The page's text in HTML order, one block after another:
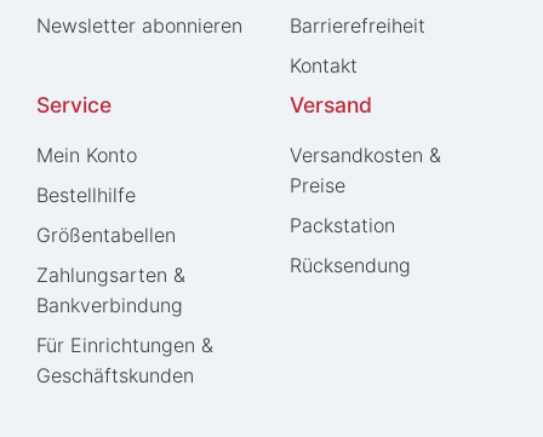
Newsletter abonnieren
Barrierefreiheit
Kontakt
Service
Mein Konto
Bestellhilfe
Größentabellen
Zahlungsarten &
Bankverbindung
Für Einrichtungen &
Geschäftskunden
Versand
Versandkosten &
Preise
Packstation
Rücksendung